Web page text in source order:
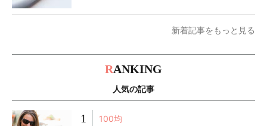
新着記事をもっと見る
RANKING
人気の記事
1 100均